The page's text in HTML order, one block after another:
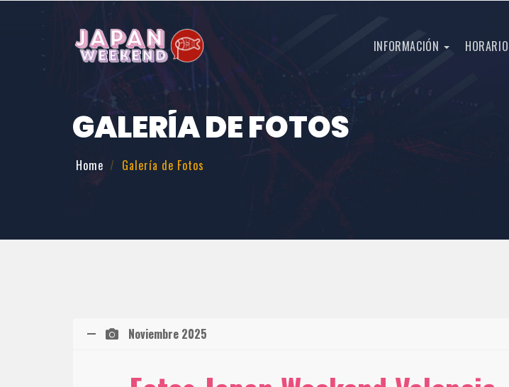
INFORMACIÓN HORARIO
GALERÍA DE FOTOS
Home Galería de Fotos
Noviembre 2025